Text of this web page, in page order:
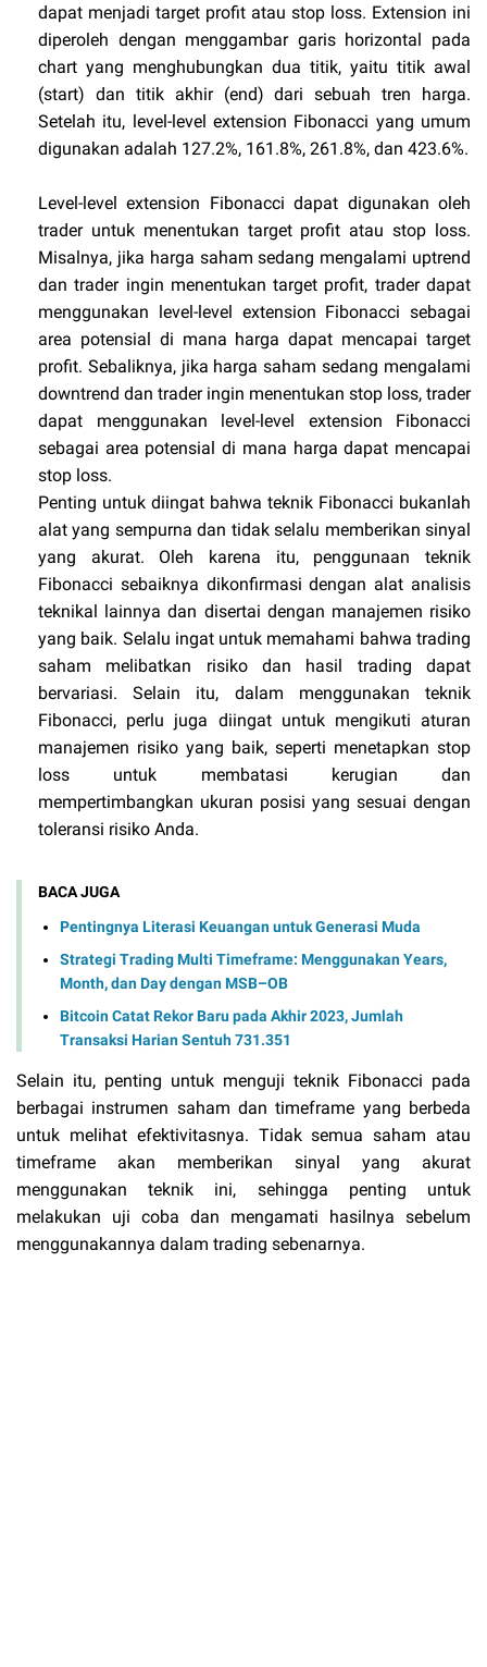
dapat menjadi target profit atau stop loss. Extension ini
diperoleh dengan menggambar garis horizontal pada
chart yang menghubungkan dua titik, yaitu titik awal
(start) dan titik akhir (end) dari sebuah tren harga.
Setelah itu, level-level extension Fibonacci yang umum
digunakan adalah 127.2%, 161.8%, 261.8%, dan 423.6%.
Level-level extension Fibonacci dapat digunakan oleh
trader untuk menentukan target profit atau stop loss.
Misalnya, jika harga saham sedang mengalami uptrend
dan trader ingin menentukan target profit, trader dapat
menggunakan level-level extension Fibonacci sebagai
area potensial di mana harga dapat mencapai target
profit. Sebaliknya, jika harga saham sedang mengalami
downtrend dan trader ingin menentukan stop loss, trader
dapat menggunakan level-level extension Fibonacci
sebagai area potensial di mana harga dapat mencapai
stop loss.
Penting untuk diingat bahwa teknik Fibonacci bukanlah
alat yang sempurna dan tidak selalu memberikan sinyal
yang akurat. Oleh karena itu, penggunaan teknik
Fibonacci sebaiknya dikonfirmasi dengan alat analisis
teknikal lainnya dan disertai dengan manajemen risiko
yang baik. Selalu ingat untuk memahami bahwa trading
saham melibatkan risiko dan hasil trading dapat
bervariasi. Selain itu, dalam menggunakan teknik
Fibonacci, perlu juga diingat untuk mengikuti aturan
manajemen risiko yang baik, seperti menetapkan stop
loss untuk membatasi kerugian dan
mempertimbangkan ukuran posisi yang sesuai dengan
toleransi risiko Anda.
BACA JUGA
Pentingnya Literasi Keuangan untuk Generasi Muda
Strategi Trading Multi Timeframe: Menggunakan Years,
Month, dan Day dengan MSB–OB
Bitcoin Catat Rekor Baru pada Akhir 2023, Jumlah
Transaksi Harian Sentuh 731.351
Selain itu, penting untuk menguji teknik Fibonacci pada
berbagai instrumen saham dan timeframe yang berbeda
untuk melihat efektivitasnya. Tidak semua saham atau
timeframe akan memberikan sinyal yang akurat
menggunakan teknik ini, sehingga penting untuk
melakukan uji coba dan mengamati hasilnya sebelum
menggunakannya dalam trading sebenarnya.